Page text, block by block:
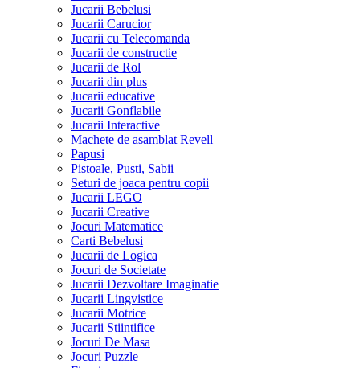
Jucarii Bebelusi
Jucarii Carucior
Jucarii cu Telecomanda
Jucarii de constructie
Jucarii de Rol
Jucarii din plus
Jucarii educative
Jucarii Gonflabile
Jucarii Interactive
Machete de asamblat Revell
Papusi
Pistoale, Pusti, Sabii
Seturi de joaca pentru copii
Jucarii LEGO
Jucarii Creative
Jocuri Matematice
Carti Bebelusi
Jucarii de Logica
Jocuri de Societate
Jucarii Dezvoltare Imaginatie
Jucarii Lingvistice
Jucarii Motrice
Jucarii Stiintifice
Jocuri De Masa
Jocuri Puzzle